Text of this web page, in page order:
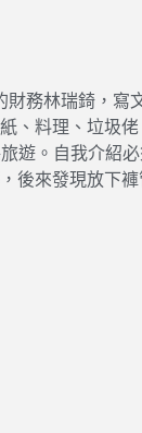
財務林瑞錡，寫
、料理、垃圾
遊。自我介紹
後來發現放下